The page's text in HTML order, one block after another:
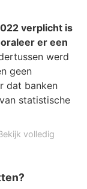
verplicht is
er een
werd
geen
dat banken
statistische
volledig